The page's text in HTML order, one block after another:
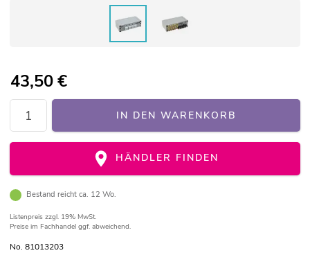
43,50€
IN DEN WARENKORB
HÄNDLER FINDEN
Bestand reicht ca. 12 Wo.
Listenpreis zzgl. 19% MwSt.
Preise im Fachhandel ggf. abweichend.
No. 81013203